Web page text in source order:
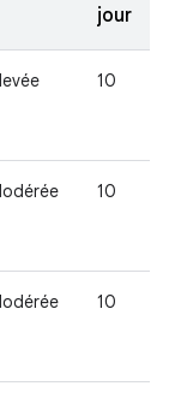
jour
10
10
10